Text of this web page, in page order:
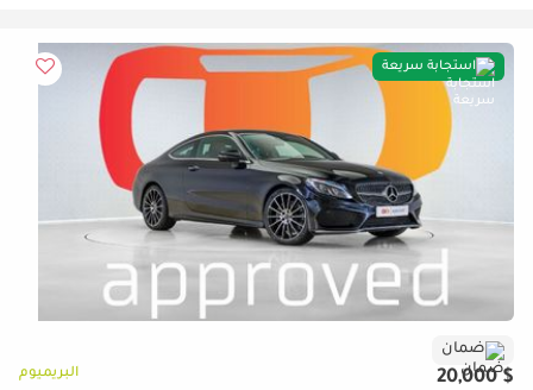
استجابة سريعة
ضمان
$ 20,000 البريميوم